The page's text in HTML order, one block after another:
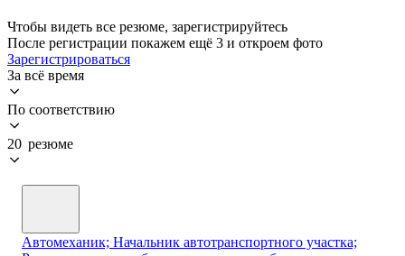
Чтобы видеть все резюме, зарегистрируйтесь
После регистрации покажем ещё 3 и откроем фото
Зарегистрироваться
За всё время
По соответствию
20 резюме
Автомеханик; Начальник автотранспортного участка;